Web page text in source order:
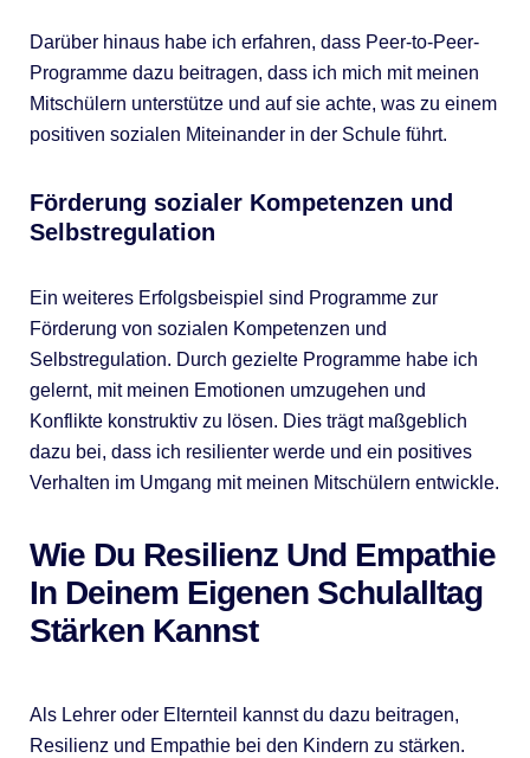
Darüber hinaus habe ich erfahren, dass Peer-to-Peer-
Programme dazu beitragen, dass ich mich mit meinen
Mitschülern unterstütze und auf sie achte, was zu einem
positiven sozialen Miteinander in der Schule führt.
Förderung sozialer Kompetenzen und
Selbstregulation
Ein weiteres Erfolgsbeispiel sind Programme zur
Förderung von sozialen Kompetenzen und
Selbstregulation. Durch gezielte Programme habe ich
gelernt, mit meinen Emotionen umzugehen und
Konflikte konstruktiv zu lösen. Dies trägt maßgeblich
dazu bei, dass ich resilienter werde und ein positives
Verhalten im Umgang mit meinen Mitschülern entwickle.
Wie Du Resilienz Und Empathie
In Deinem Eigenen Schulalltag
Stärken Kannst
Als Lehrer oder Elternteil kannst du dazu beitragen,
Resilienz und Empathie bei den Kindern zu stärken.